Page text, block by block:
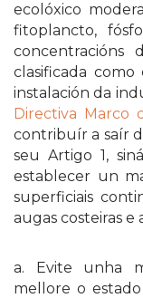
ecolóxico
fitoplancto,
concentracións
clasificada
instalación da
Directiva Marco
contribuír a saír
seu Artigo 1,
establecer un
superficiais
augas costeiras e
a. Evite unha
mellore o